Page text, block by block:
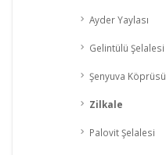
Ayder Yaylası
Gelintülü Şelalesi
Şenyuva Köprüsü
Zilkale
Palovit Şelalesi